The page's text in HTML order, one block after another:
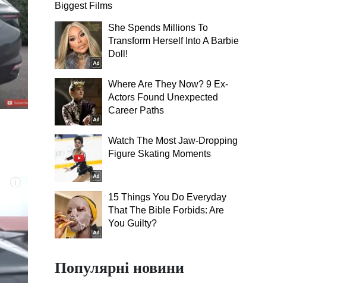
Biggest Films
She Spends Millions To
Transform Herself Into A Barbie
Doll!
Where Are They Now? 9 Ex-
Actors Found Unexpected
Career Paths
Watch The Most Jaw‑Dropping
Figure Skating Moments
15 Things You Do Everyday
That The Bible Forbids: Are
You Guilty?
Популярні новини